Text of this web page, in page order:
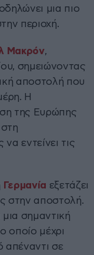
μια πιο
περιοχή.
Μακρόν,
σημειώνοντας
αποστολή που
Η
της Ευρώπης
εντείνει τις
Γερμανία εξετάζει
στην αποστολή.
μια σημαντική
οποίο μέχρι
απέναντι σε